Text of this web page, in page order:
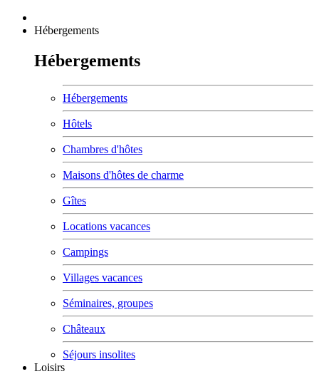
Hébergements
Hébergements
Hébergements
Hôtels
Chambres d'hôtes
Maisons d'hôtes de charme
Gîtes
Locations vacances
Campings
Villages vacances
Séminaires, groupes
Châteaux
Séjours insolites
Loisirs